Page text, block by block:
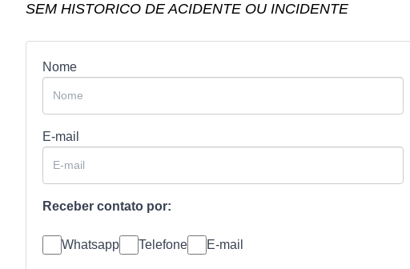
SEM HISTORICO DE ACIDENTE OU INCIDENTE
Nome
E-mail
Receber contato por:
Whatsapp Telefone E-mail